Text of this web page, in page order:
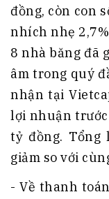
đồng, còn con
nhích nhẹ
8 nhà băng đã
âm trong quý
nhận tại
lợi nhuận
tỷ đồng. Tổng
giảm so với
- Về thanh